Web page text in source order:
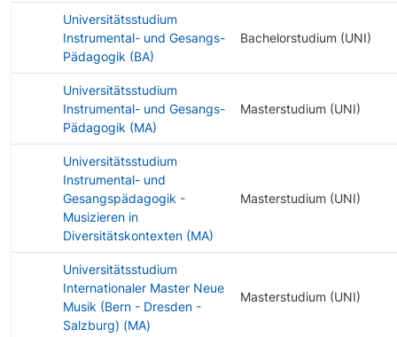
Universitätsstudium
Instrumental- und Gesangs-
Pädagogik (BA)
Bachelorstudium (UNI)
Universitätsstudium
Instrumental- und Gesangs-
Pädagogik (MA)
Masterstudium (UNI)
Universitätsstudium
Instrumental- und
Gesangspädagogik -
Musizieren in
Diversitätskontexten (MA)
Masterstudium (UNI)
Universitätsstudium
Internationaler Master Neue
Musik (Bern - Dresden -
Salzburg) (MA)
Masterstudium (UNI)